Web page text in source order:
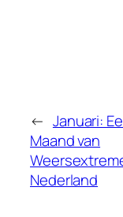
← Januari:
Maand van
Nederland